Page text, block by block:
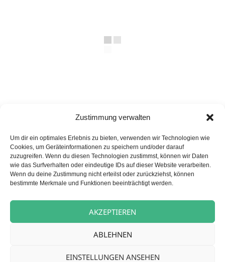
Zustimmung verwalten
Um dir ein optimales Erlebnis zu bieten, verwenden wir Technologien wie
Cookies, um Geräteinformationen zu speichern und/oder darauf
zuzugreifen. Wenn du diesen Technologien zustimmst, können wir Daten
wie das Surfverhalten oder eindeutige IDs auf dieser Website verarbeiten.
Wenn du deine Zustimmung nicht erteilst oder zurückziehst, können
bestimmte Merkmale und Funktionen beeinträchtigt werden.
AKZEPTIEREN
ABLEHNEN
EINSTELLUNGEN ANSEHEN
Veröffentlicht
am
29. Oktober 2025 Autor
carpe diem News Kategorien
Wermelskirchen